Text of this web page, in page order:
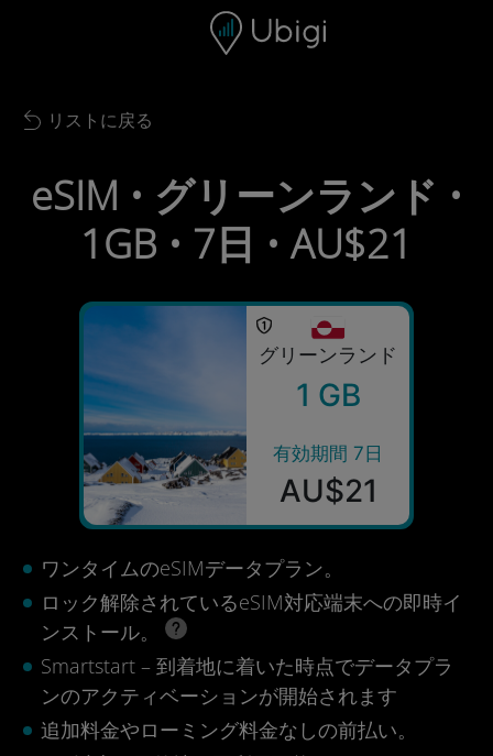
ナビゲーションバー フッター
Back to list
リストに戻る
eSIM • グリーンランド •
1GB • 7日 • AU$21
グリーンランド
1 GB
有効期間 7日
AU$21
ワンタイムのeSIMデータプラン。
ロック解除されているeSIM対応端末への即時イ
ンストール。
Smartstart – 到着地に着いた時点でデータプラ
ンのアクティベーションが開始されます
追加料金やローミング料金なしの前払い。